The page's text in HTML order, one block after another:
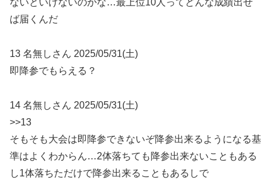
ないといけないのかな…最上位10人ってどんな成績出せ
ば届くんだ
13 名無しさん 2025/05/31(土)
即降参でもらえる？
14 名無しさん 2025/05/31(土)
>>13
そもそも大会は即降参できないぞ降参出来るようになる基
準はよくわからん…2体落ちても降参出来ないこともある
し1体落ちただけで降参出来ることもあるしで